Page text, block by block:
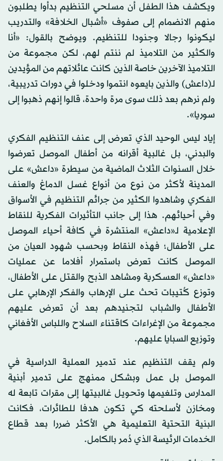
ويكشف هذا الطفل أن مسلحي التنظيم بدأوا يطلبون
منهم الانضمام إلى صفوف «أشبال الخلافة» والتدريب
ليكونوا رجالا وجنودا للتنظيم. ويوضح بالقول: «أنا
والكثير من التلاميذ لم ننتم لهم، لكن مجموعة من
التلاميذ الآخرين خاصة الذين كانت عائلاتهم من المؤيدين
لـ(داعش) والذين بايعوه انتموا ودخلوا في دورات تدريبية،
ولم نرهم بعد ذلك سوى مرة واحدة، قالوا إنهم ذهبوا إلى
سوريا».
إياد ليس الوحيد الذي تعرض إلى عنف التنظيم الفكري
والبدني، بل غالبية أقرانه من أطفال الموصل تعرضوا
خلال السنوات الثلاث الماضية من سيطرة «داعش» على
المدينة لأكثر من نوع من أنواع غسل الدماغ والعنف
الفكري وشاهدوا الكثير من جرائم التنظيم في الأسواق
وفي أحيائهم. هذا إلى جانب التأثيرات الفكرية للنقاط
الإعلامية لـ«داعش» المنتشرة في كافة أحياء الموصل
على الأطفال؛ فهذه النقاط وبحسب شهود العيان من
الموصل كانت تعرض باستمرار أفلاما عن عمليات
«داعش» العسكرية ومشاهد الذبح والقتل على الأطفال،
وتوزع كُتيبات تحث على الإرهاب والفكر الإرهابي على
الأطفال والشباب لتجنيدهم بعد أن تعرض عليهم
مجموعة من الإغراءات كاقتناء السلاح واللباس الأفغاني
وتوزيع السبايا عليهم.
ولم يقف التنظيم عند تدمير العملية الدراسية في
الموصل بل عمل وبشكل ممنهج على تدمير أبنية
المدارس وتلغيمها وتحويل غالبيتها إلى مقرات تابعة له
ومخازن لأسلحته كي تكون هدفا للطائرات، فكانت
البنية التحتية التعليمية هي الأكثر ضررا بعد قطاع
الخدمات الرئيسة الذي دُمر بالكامل.